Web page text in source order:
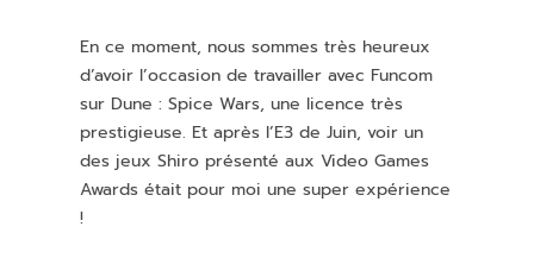
En ce moment, nous sommes très heureux
d’avoir l’occasion de travailler avec Funcom
sur Dune : Spice Wars, une licence très
prestigieuse. Et après l’E3 de Juin, voir un
des jeux Shiro présenté aux Video Games
Awards était pour moi une super expérience
!